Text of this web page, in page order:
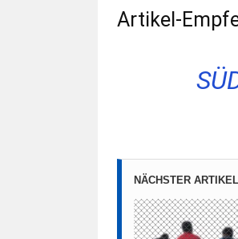
Artikel-
NÄCHSTER